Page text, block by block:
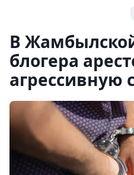
В
блогера
агрессивную